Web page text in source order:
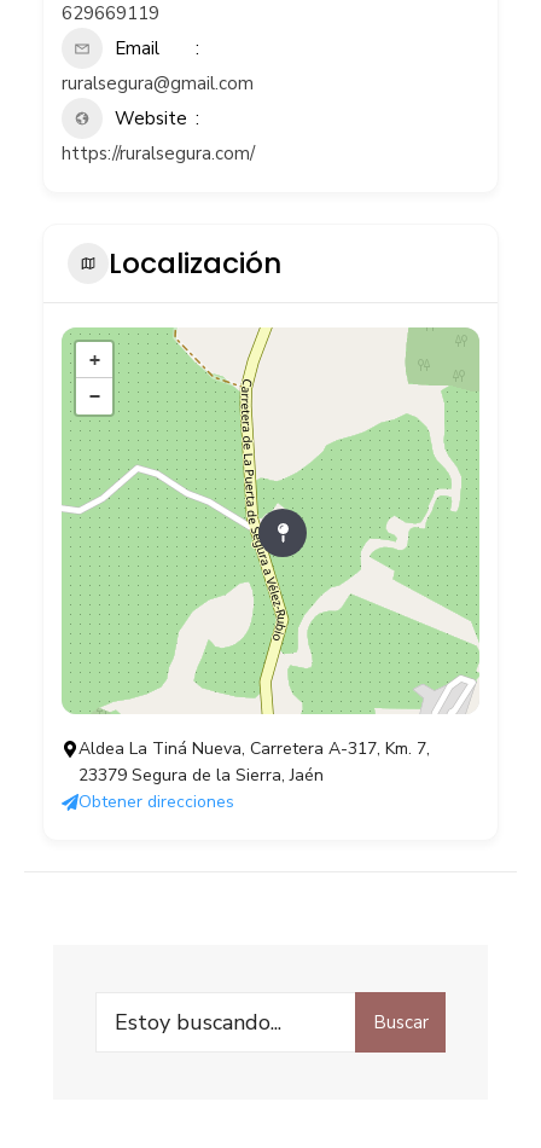
629669119
Email
ruralsegura@gmail.com
Website
https://ruralsegura.com/
Localización
+
−
Aldea La Tiná Nueva, Carretera A-317, Km. 7,
23379 Segura de la Sierra, Jaén
Obtener direcciones
Buscar